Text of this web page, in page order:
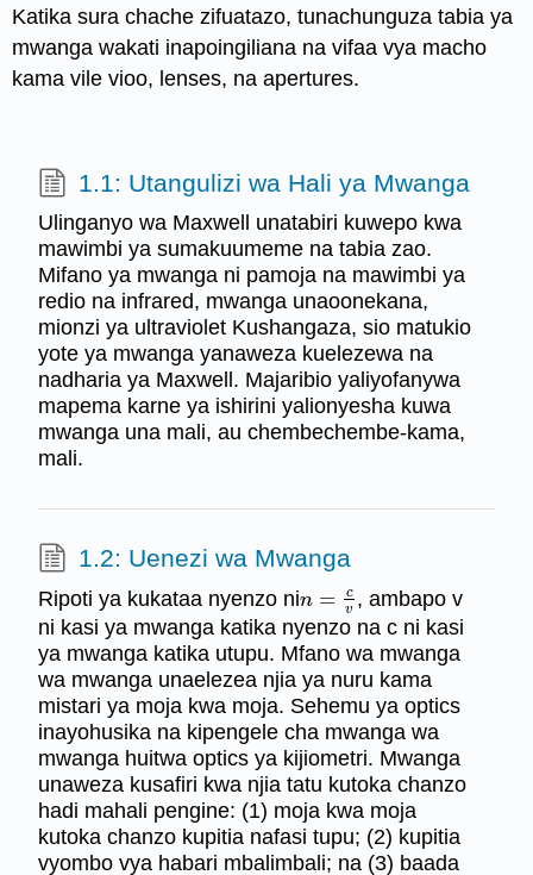
Katika sura chache zifuatazo, tunachunguza tabia ya
mwanga wakati inapoingiliana na vifaa vya macho
kama vile vioo, lenses, na apertures.
1.1: Utangulizi wa Hali ya Mwanga
Ulinganyo wa Maxwell unatabiri kuwepo kwa
mawimbi ya sumakuumeme na tabia zao.
Mifano ya mwanga ni pamoja na mawimbi ya
redio na infrared, mwanga unaoonekana,
mionzi ya ultraviolet Kushangaza, sio matukio
yote ya mwanga yanaweza kuelezewa na
nadharia ya Maxwell. Majaribio yaliyofanywa
mapema karne ya ishirini yalionyesha kuwa
mwanga una mali, au chembechembe-kama,
mali.
1.2: Uenezi wa Mwanga
Ripoti ya kukataa nyenzo nin =
c
v
n=c v , ambapo v
ni kasi ya mwanga katika nyenzo na c ni kasi
ya mwanga katika utupu. Mfano wa mwanga
wa mwanga unaelezea njia ya nuru kama
mistari ya moja kwa moja. Sehemu ya optics
inayohusika na kipengele cha mwanga wa
mwanga huitwa optics ya kijiometri. Mwanga
unaweza kusafiri kwa njia tatu kutoka chanzo
hadi mahali pengine: (1) moja kwa moja
kutoka chanzo kupitia nafasi tupu; (2) kupitia
vyombo vya habari mbalimbali; na (3) baada